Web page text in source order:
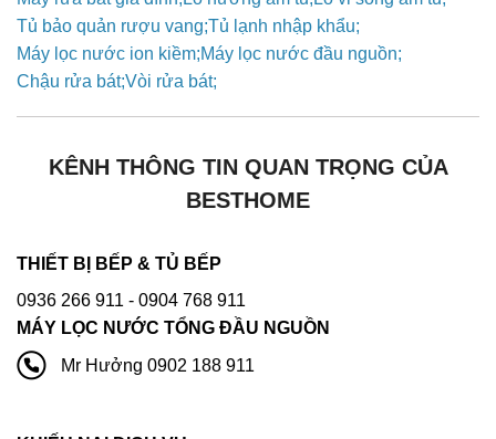
Tủ bảo quản rượu vang Tủ lạnh nhập khẩu
Máy lọc nước ion kiềm Máy lọc nước đầu nguồn
Chậu rửa bát Vòi rửa bát
KÊNH THÔNG TIN QUAN TRỌNG CỦA
BESTHOME
THIẾT BỊ BẾP & TỦ BẾP
0936 266 911 - 0904 768 911
MÁY LỌC NƯỚC TỔNG ĐẦU NGUỒN
Mr Hưởng 0902 188 911